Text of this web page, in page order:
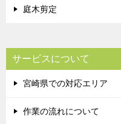
庭木剪定
サービスについて
宮崎県での対応エリア
作業の流れについて